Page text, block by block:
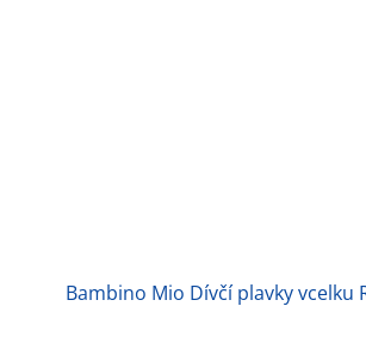
Bambino Mio Dívčí plavky vcelku